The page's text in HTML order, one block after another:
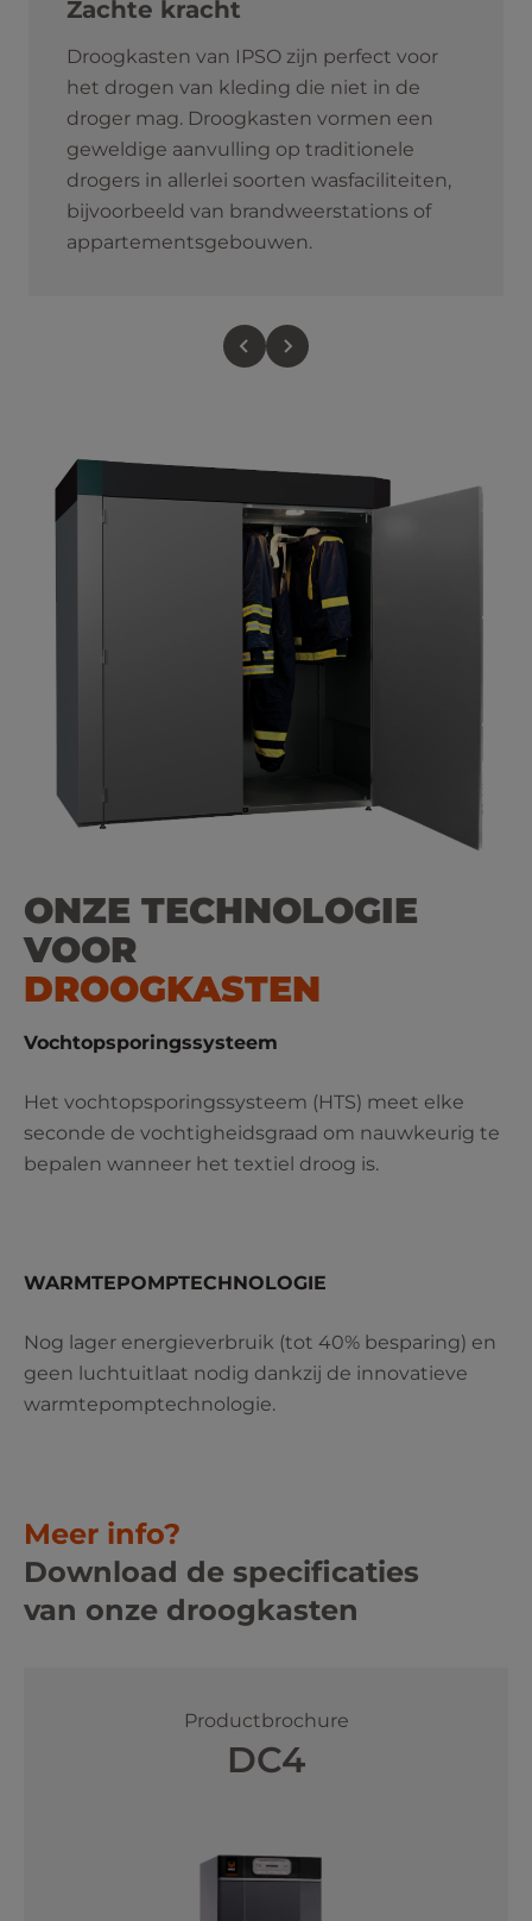
Zachte kracht
Droogkasten van IPSO zijn perfect voor
het drogen van kleding die niet in de
droger mag. Droogkasten vormen een
geweldige aanvulling op traditionele
drogers in allerlei soorten wasfaciliteiten,
bijvoorbeeld van brandweerstations of
appartementsgebouwen.
ONZE TECHNOLOGIE
VOOR
DROOGKASTEN
Vochtopsporingssysteem
Het vochtopsporingssysteem (HTS) meet elke
seconde de vochtigheidsgraad om nauwkeurig te
bepalen wanneer het textiel droog is.
WARMTEPOMPTECHNOLOGIE
Nog lager energieverbruik (tot 40% besparing) en
geen luchtuitlaat nodig dankzij de innovatieve
warmtepomptechnologie.
Meer info?
Download de specificaties
van onze droogkasten
Productbrochure
DC4